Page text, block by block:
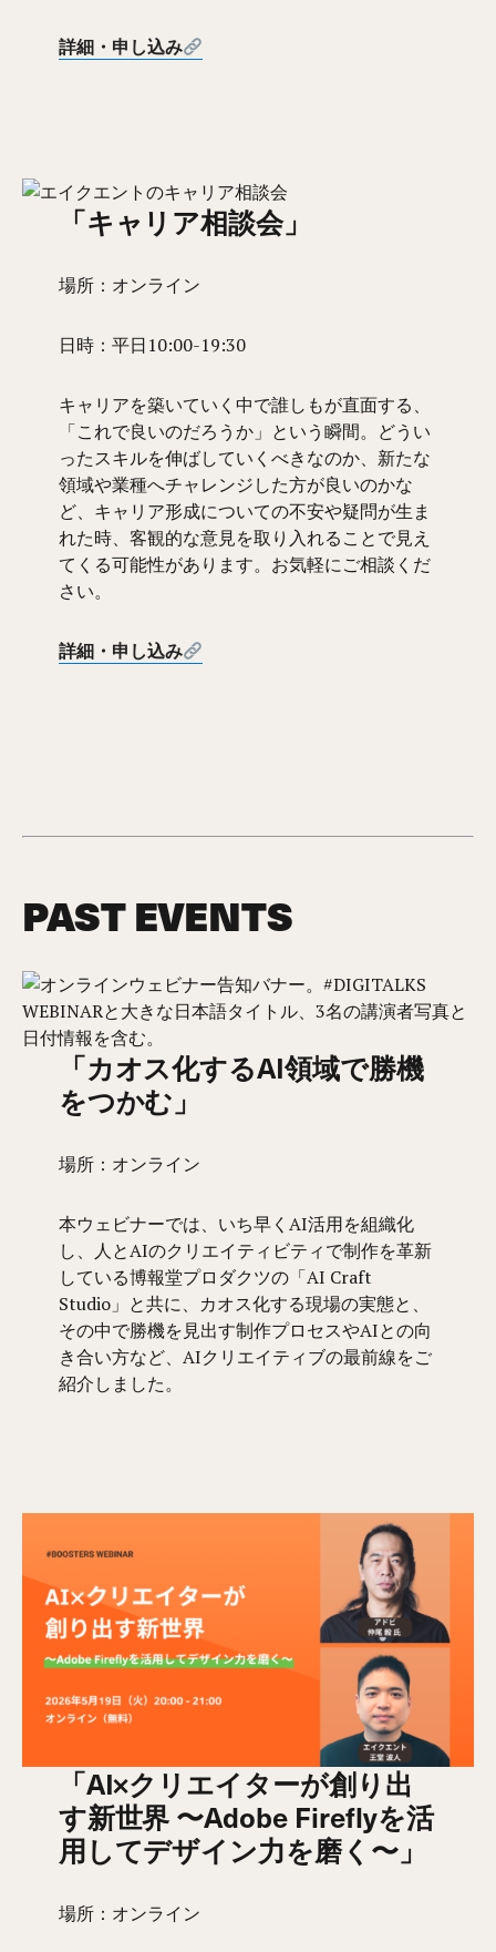
詳細・申し込み
「キャリア相談会」
場所：オンライン
日時：平日10:00-19:30
キャリアを築いていく中で誰しもが直面する、
「これで良いのだろうか」という瞬間。どうい
ったスキルを伸ばしていくべきなのか、新たな
領域や業種へチャレンジした方が良いのかな
ど、キャリア形成についての不安や疑問が生ま
れた時、客観的な意見を取り入れることで見え
てくる可能性があります。お気軽にご相談くだ
さい。
詳細・申し込み
PAST EVENTS
「カオス化するAI領域で勝機
をつかむ」
場所：オンライン
本ウェビナーでは、いち早くAI活用を組織化
し、人とAIのクリエイティビティで制作を革新
している博報堂プロダクツの「AI Craft
Studio」と共に、カオス化する現場の実態と、
その中で勝機を見出す制作プロセスやAIとの向
き合い方など、AIクリエイティブの最前線をご
紹介しました。
「AI×クリエイターが創り出
す新世界 〜Adobe Fireflyを活
用してデザイン力を磨く〜」
場所：オンライン